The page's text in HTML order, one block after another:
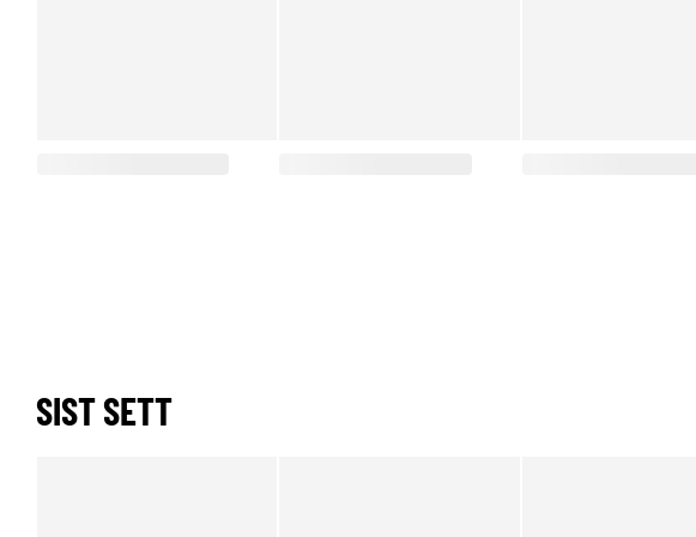
SIST SETT